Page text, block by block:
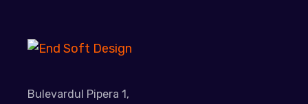
Bulevardul Pipera 1,